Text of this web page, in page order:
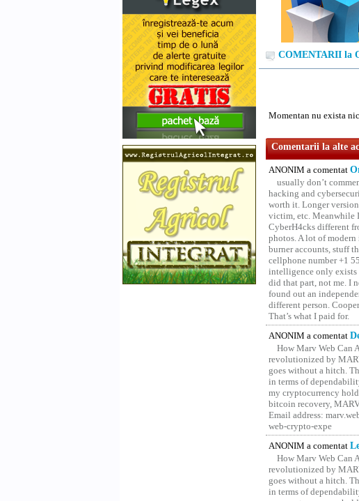
COMENTARII la
Momentan nu exista
Comentarii la alte
ANONIM a comentat
usually don’t
hacking and
worth it. Longer
victim, etc. Meanwhile
CyberH4cks different
photos. A lot of
burner accounts, stuff
cellphone number +1
intelligence only exists
did that part, not me. I
found out an
different person.
That’s what I paid for.
ANONIM a comentat
How Marv Web Can
revolutionized by
goes without a hitch.
in terms of
my cryptocurrency
bitcoin recovery,
Email address:
web-crypto-expe
ANONIM a comentat
How Marv Web Can
revolutionized by
goes without a hitch.
in terms of